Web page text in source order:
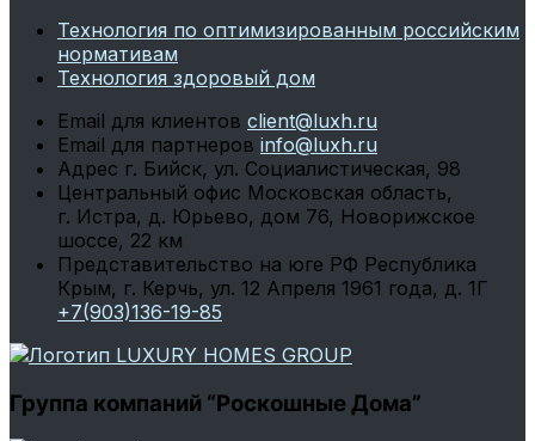
Технология по оптимизированным российским
нормативам
Технология здоровый дом
Email для клиентов client@luxh.ru
Email для партнеров info@luxh.ru
Адрес г. Бийск, ул. Социалистическая, 98
Центральный офис Московская область,
г. Истра, д. Юрьево, дом 76, Новорижское
шоссе, 22 км
Представительство на юге РФ Республика
Крым, г. Керчь, ул. 12 Апреля 1961 года, д. 1Г
+7(903)136-19-85
Группа компаний “Роскошные Дома”